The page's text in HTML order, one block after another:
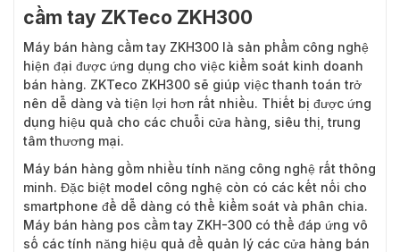
cầm tay ZKTeco ZKH300
Máy bán hàng cầm tay ZKH300 là sản phẩm công nghệ
hiện đại được ứng dụng cho việc kiểm soát kinh doanh
bán hàng. ZKTeco ZKH300 sẽ giúp việc thanh toán trở
nên dễ dàng và tiện lợi hơn rất nhiều. Thiết bị được ứng
dụng hiệu quả cho các chuỗi cửa hàng, siêu thị, trung
tâm thương mại.
Máy bán hàng gồm nhiều tính năng công nghệ rất thông
minh. Đặc biệt model công nghệ còn có các kết nối cho
smartphone để dễ dàng có thể kiểm soát và phân chia.
Máy bán hàng pos cầm tay ZKH-300 có thể đáp ứng vô
số các tính năng hiệu quả để quản lý các cửa hàng bán